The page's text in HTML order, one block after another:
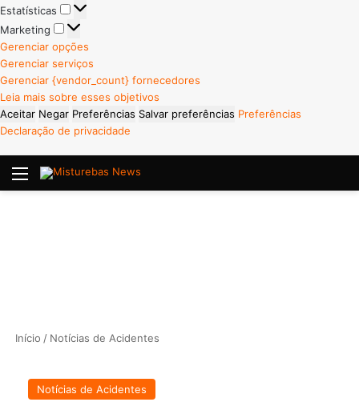
Estatísticas
Estatísticas
Marketing
Marketing
Gerenciar opções
Gerenciar serviços
Gerenciar {vendor_count} fornecedores
Leia mais sobre esses objetivos
Aceitar Negar Preferências Salvar preferências Preferências
Declaração de privacidade
Menu
Início / Notícias de Acidentes
Notícias de Acidentes